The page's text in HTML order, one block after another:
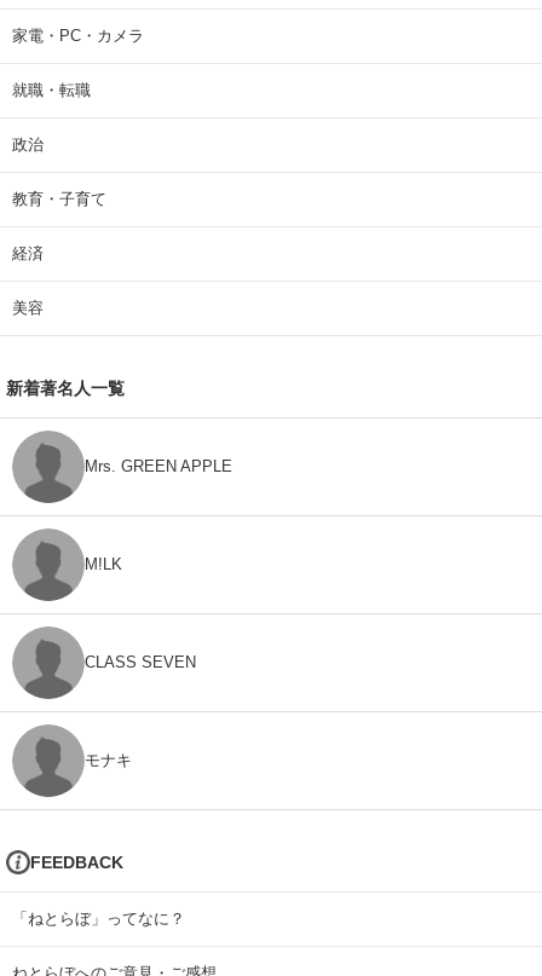
家電・PC・カメラ
就職・転職
政治
教育・子育て
経済
美容
新着著名人一覧
Mrs. GREEN APPLE
M!LK
CLASS SEVEN
モナキ
FEEDBACK
「ねとらぼ」ってなに？